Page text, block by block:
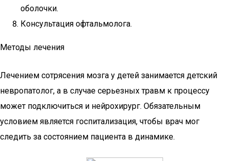
оболочки.
Консультация офтальмолога.
Методы лечения
Лечением сотрясения мозга у детей занимается детский
невропатолог, а в случае серьезных травм к процессу
может подключиться и нейрохирург. Обязательным
условием является госпитализация, чтобы врач мог
следить за состоянием пациента в динамике.